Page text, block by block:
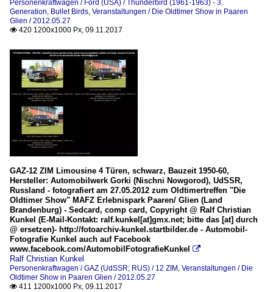
Personenkraftwagen / Ford (USA) / Thunderbird (1961-1963) - 3.
Generation, Bullet Birds, Veranstaltungen / Die Oldtimer Show in Paaren
Glien / 2012.05.27
 420 1200x1000 Px, 09.11.2017
GAZ-12 ZIM Limousine 4 Türen, schwarz, Bauzeit 1950-60,
Hersteller: Automobilwerk Gorki (Nischni Nowgorod), UdSSR,
Russland - fotografiert am 27.05.2012 zum Oldtimertreffen "Die
Oldtimer Show" MAFZ Erlebnispark Paaren/ Glien (Land
Brandenburg) - Sedcard, comp card, Copyright @ Ralf Christian
Kunkel (E-Mail-Kontakt: ralf.kunkel[at]gmx.net; bitte das [at] durch
@ ersetzen)- http://fotoarchiv-kunkel.startbilder.de - Automobil-
Fotografie Kunkel auch auf Facebook
www.facebook.com/AutomobilFotografieKunkel

Ralf Christian Kunkel
Personenkraftwagen / GAZ (UdSSR; RUS) / 12 ZIM , Veranstaltungen / Die
Oldtimer Show in Paaren Glien / 2012.05.27
 411 1200x1000 Px, 09.11.2017